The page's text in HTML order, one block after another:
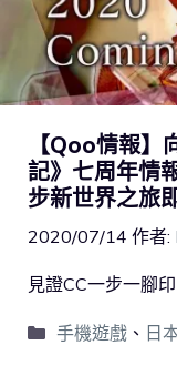
【Qoo情報】
記》七周年情
步新世界之旅
2020/07/14 作者:
見證CC一步一腳
手機遊戲、 日